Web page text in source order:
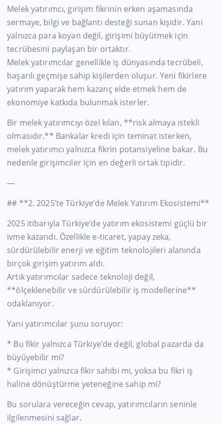
Melek yatırımcı, girişim fikrinin erken aşamasında
sermaye, bilgi ve bağlantı desteği sunan kişidir. Yani
yalnızca para koyan değil, girişimi büyütmek için
tecrübesini paylaşan bir ortaktır.
Melek yatırımcılar genellikle iş dünyasında tecrübeli,
başarılı geçmişe sahip kişilerden oluşur. Yeni fikirlere
yatırım yaparak hem kazanç elde etmek hem de
ekonomiye katkıda bulunmak isterler.
Bir melek yatırımcıyı özel kılan, **risk almaya istekli
olmasıdır.** Bankalar kredi için teminat isterken,
melek yatırımcı yalnızca fikrin potansiyeline bakar. Bu
nedenle girişimciler için en değerli ortak tipidir.
—
## **2. 2025’te Türkiye’de Melek Yatırım Ekosistemi**
2025 itibarıyla Türkiye’de yatırım ekosistemi güçlü bir
ivme kazandı. Özellikle e-ticaret, yapay zeka,
sürdürülebilir enerji ve eğitim teknolojileri alanında
birçok girişim yatırım aldı.
Artık yatırımcılar sadece teknoloji değil,
**ölçeklenebilir ve sürdürülebilir iş modellerine**
odaklanıyor.
Yani yatırımcılar şunu soruyor:
* Bu fikir yalnızca Türkiye’de değil, global pazarda da
büyüyebilir mi?
* Girişimci yalnızca fikir sahibi mi, yoksa bu fikri iş
haline dönüştürme yeteneğine sahip mi?
Bu sorulara vereceğin cevap, yatırımcıların seninle
ilgilenmesini sağlar.